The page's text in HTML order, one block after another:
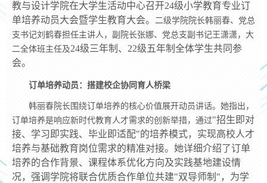
教与设计学院在大学生活动中心召开24级小学教育专业订
单培养动员大会暨学生教育大会。 二级学院院长韩丽春、党总
支书记刘鹤春担任主讲人，副院长张娜、党总支副书记王潇潇，大
二全体班主任及24级三年制、22级五年制全体学生共同参
会。
订单培养动员：搭建校企协同育人桥梁
韩丽春院长围绕订单培养的核心价值展开动员讲话。她指出，
订单培养是响应新时代教育人才需求的创新举措，通过"招生即对
接、学习即实践、毕业即适配"的培养模式，实现高校人才
培养与基础教育岗位需求的精准对接。她详细介绍了订单
培养的合作背景、课程体系优化方向及实践基地建设情
况，强调学院将联合优质合作单位共建"双导师制"，为学